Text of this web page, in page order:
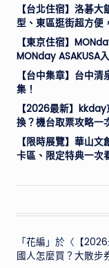
【台北住宿】洛碁
型、東區逛街超方便
【東京住宿】
MONday ASAKUSA
【台中集章】台中
集！
【2026最新】
換？機台取票攻略一
【限時展覽】華山
卡區、限定特典一次
「 花編 」於〈 【
國人怎麼買？大散步